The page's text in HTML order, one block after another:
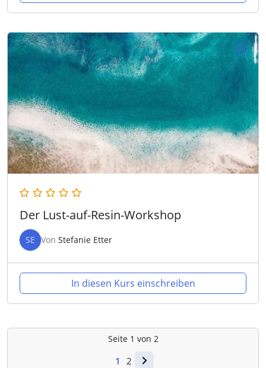
Der Lust-auf-Resin-Workshop
SE Von Stefanie Etter
In diesen Kurs einschreiben
Seite 1 von 2
1 2